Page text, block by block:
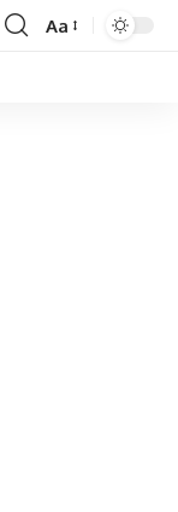
Font
Aa